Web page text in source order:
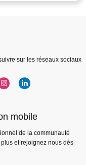
sur les réseaux sociaux
mobile
de la communauté
et rejoignez nous dès